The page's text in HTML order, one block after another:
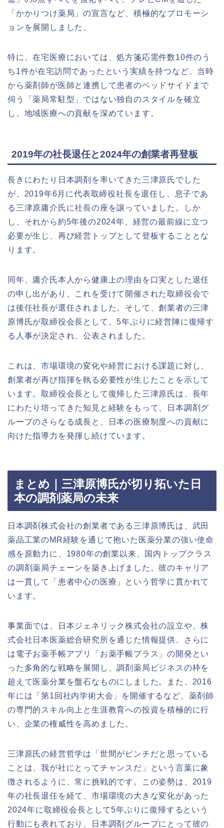
「かかりつけ薬局」の宣言など、積極的なプロモーシ
ョンを展開しました。
特に、在宅医療においては、処方箋応需件数10件のう
ち1件が在宅訪問であったという実績を持つなど、当時
から薬剤師が医師と連携して患者のベッドサイドまで
伺う「薬局常駐型」ではない独自のスタイルを確立
し、地域医療への貢献を深めています。
2019年の社長退任と2024年の創業者再登板
長きにわたり日本調剤を率いてきた三津原氏でした
が、2019年6月に代表取締役社長を退任し、息子であ
る三津原庸介氏に社長の座を譲っていました。しか
し、それから約5年後の2024年、経営の最前線に立つ
必要が生じ、再び経営トップとして登板することとな
ります。
同年、庸介氏本人から健康上の理由を口実とした退任
の申し出があり、これを受けて開催された取締役会で
は後任社長が選任されました。そして、創業者の三津
原博氏が取締役会長として、5年ぶりに経営陣に復帰す
る人事が決定され、公表されました。
これは、市場環境の変化や経営における課題に対し、
創業者が再び指揮を執る必要性が生じたことを示して
います。取締役会長として復帰した三津原氏は、長年
にわたり培ってきた知見と経験をもって、日本調剤グ
ループのさらなる成長と、日本の医療制度への貢献に
向けた指導力を発揮し続けています。
まとめ｜三津原博氏が切り拓いた日
本の調剤薬局の未来
日本調剤株式会社の創業者である三津原博氏は、武田
薬品工業のMR経験を通じて抱いた医薬分業の強い使命
感を原動力に、1980年の創業以来、国内トップクラス
の調剤薬局チェーンを築き上げました。彼のキャリア
は一貫して「患者中心の医療」という哲学に貫かれて
います。
事業面では、日本ジェネリック株式会社の設立や、株
式会社日本医薬総合研究所を通じた情報提供、さらに
は電子お薬手帳アプリ「お薬手帳プラス」の開発とい
った多角的な戦略を展開し、調剤薬局ビジネスの枠を
超えて医薬分業を盤石なものにしました。また、2016
年には「第1回社内学術大会」を開催するなど、薬剤師
の専門的スキル向上と生涯教育への投資を積極的に行
い、企業の権威性を高めました。
三津原氏の経営哲学は「世間がピンチだと思っている
ことは、我が社にとってチャンスだ」という言葉に象
徴されるように、常に挑戦的です。この姿勢は、2019
年の社長退任を経て、市場環境の大きな変化があった
2024年に取締役会長として5年ぶりに復帰するという
行動にも表れており、日本調剤グループにとって彼の